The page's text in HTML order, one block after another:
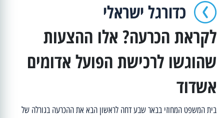
כדורגל ישראלי
לקראת הכרעה? אלו ההצעות
שהוגשו לרכישת הפועל אדומים
אשדוד
בית המשפט המחוזי בבאר שבע דחה לראשון הבא את ההכרעה בגורלה של